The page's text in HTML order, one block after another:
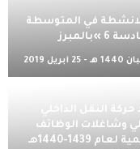
في المتوسطة
»بالمبرز
20 شعبان 1440 هـ - 25 أبريل 2019
حركة النقل الداخلي
وشاغلات الوظائف
التعليمية لعام 1439-1440هـ